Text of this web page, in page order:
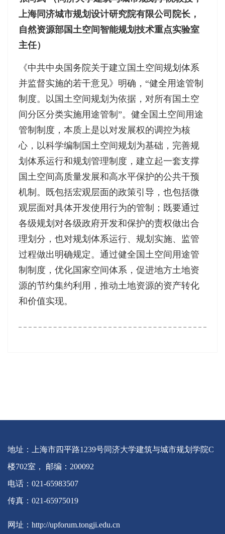
上海同济城市规划设计研究院有限公司院长，
自然资源部国土空间智能规划技术重点实验室
主任）
《中共中央国务院关于建立国土空间规划体系
并监督实施的若干意见》明确，“健全用途管制
制度。以国土空间规划为依据，对所有国土空
间分区分类实施用途管制”。健全国土空间用途
管制制度，本质上是以对发展权的调控为核
心，以科学编制国土空间规划为基础，完善规
划体系运行和规划管理制度，建立起一套支撑
国土空间高质量发展和高水平保护的公共干预
机制。既包括宏观层面的政策引导，也包括微
观层面对具体开发使用行为的管制；既要通过
各级规划对各级政府开发和保护的责权做出合
理划分，也对规划体系运行、规划实施、监管
过程做出明确规定。通过健全国土空间用途管
制制度，优化国家空间体系，促进地方土地资
源的节约集约利用，推动土地资源的资产转化
和价值实现。
地址：上海市四平路1239号同济大学建筑与城市规划学院C
楼702室， 邮编：200092
电话：021-65983507
传真：021-65975019
网址：http://upforum.tongji.edu.cn